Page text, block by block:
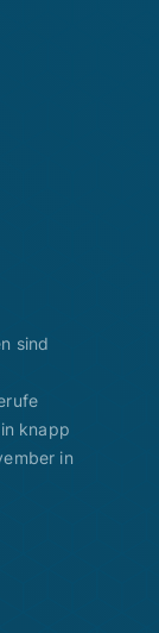
sind
knapp
in